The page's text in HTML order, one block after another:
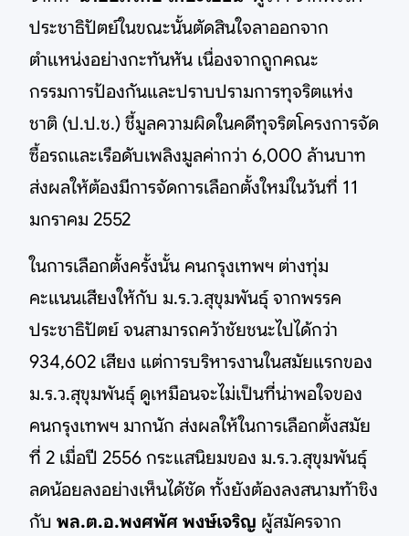
ประชาธิปัตย์ในขณะนั้นตัดสินใจลาออกจาก
ตำแหน่งอย่างกะทันหัน เนื่องจากถูกคณะ
กรรมการป้องกันและปราบปรามการทุจริตแห่ง
ชาติ (ป.ป.ช.) ชี้มูลความผิดในคดีทุจริตโครงการจัด
ซื้อรถและเรือดับเพลิงมูลค่ากว่า 6,000 ล้านบาท
ส่งผลให้ต้องมีการจัดการเลือกตั้งใหม่ในวันที่ 11
มกราคม 2552
ในการเลือกตั้งครั้งนั้น คนกรุงเทพฯ ต่างทุ่ม
คะแนนเสียงให้กับ ม.ร.ว.สุขุมพันธุ์ จากพรรค
ประชาธิปัตย์ จนสามารถคว้าชัยชนะไปได้กว่า
934,602 เสียง แต่การบริหารงานในสมัยแรกของ
ม.ร.ว.สุขุมพันธุ์ ดูเหมือนจะไม่เป็นที่น่าพอใจของ
คนกรุงเทพฯ มากนัก ส่งผลให้ในการเลือกตั้งสมัย
ที่ 2 เมื่อปี 2556 กระแสนิยมของ ม.ร.ว.สุขุมพันธุ์
ลดน้อยลงอย่างเห็นได้ชัด ทั้งยังต้องลงสนามท้าชิง
กับ พล.ต.อ.พงศพัศ พงษ์เจริญ ผู้สมัครจาก